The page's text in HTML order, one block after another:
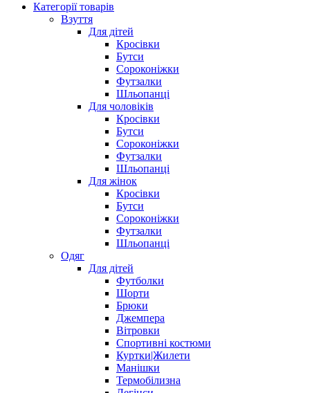
Категорії товарів
Взуття
Для дітей
Кросівки
Бутси
Сороконіжки
Футзалки
Шльопанці
Для чоловіків
Кросівки
Бутси
Сороконіжки
Футзалки
Шльопанці
Для жінок
Кросівки
Бутси
Сороконіжки
Футзалки
Шльопанці
Одяг
Для дітей
Футболки
Шорти
Брюки
Джемпера
Вітровки
Спортивні костюми
Куртки|Жилети
Манішки
Термобілизна